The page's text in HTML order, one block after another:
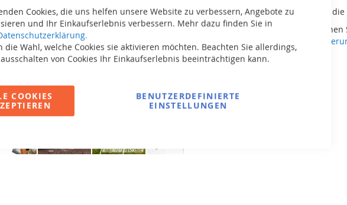
Cookies, die uns helfen unsere Website zu verbessern, Angebote zu
und Ihr Einkaufserlebnis verbessern. Mehr dazu finden Sie in
die Wahl, welche Cookies sie aktivieren möchten. Beachten Sie allerdings,
von Cookies Ihr Einkaufserlebnis beeinträchtigen kann.
COOKIES
BENUTZERDEFINIERTE
EINSTELLUNGEN
Der Rahmen Medium hat die
Die Aufbauanleitung können
oder als Handbuch hier